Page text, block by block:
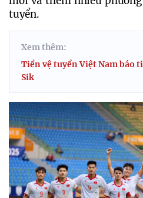
tuyển.
Xem thêm:
Tiền vệ tuyển Việt Nam báo
Sik